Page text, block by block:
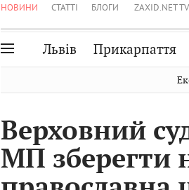
НОВИНИ СТАТТІ БЛОГИ ZAXID.NET TV
Львів Прикарпаття
Волинь
Закарпаття
Чернівці
Верховний
МП зберегти